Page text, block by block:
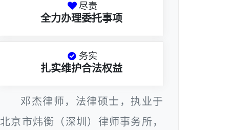
尽责
全力办理委托事项
务实
扎实维护合法权益
邓杰律师，法律硕士，执业于
北京市炜衡（深圳）律师事务所，